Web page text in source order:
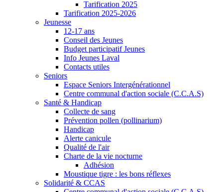
Tarification 2025
Tarification 2025-2026
Jeunesse
12-17 ans
Conseil des Jeunes
Budget participatif Jeunes
Info Jeunes Laval
Contacts utiles
Seniors
Espace Seniors Intergénérationnel
Centre communal d'action sociale (C.C.A.S)
Santé & Handicap
Collecte de sang
Prévention pollen (pollinarium)
Handicap
Alerte canicule
Qualité de l'air
Charte de la vie nocturne
Adhésion
Moustique tigre : les bons réflexes
Solidarité & CCAS